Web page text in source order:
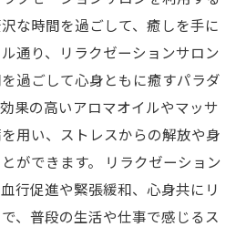
な時間を過ごして、癒しを手に
通り、リラクゼーションサロン
過ごして心身ともに癒すパラダ
果の高いアロマオイルやマッサ
用い、ストレスからの解放や身
ができます。 リラクゼーション
行促進や緊張緩和、心身共にリ
、普段の生活や仕事で感じるス